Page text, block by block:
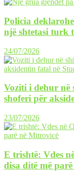
Policia
një shtetasi turk
24/07/2026
Voziti i dehur në
shoferi për
23/07/2026
E trishtë: Vdes
disa ditë më